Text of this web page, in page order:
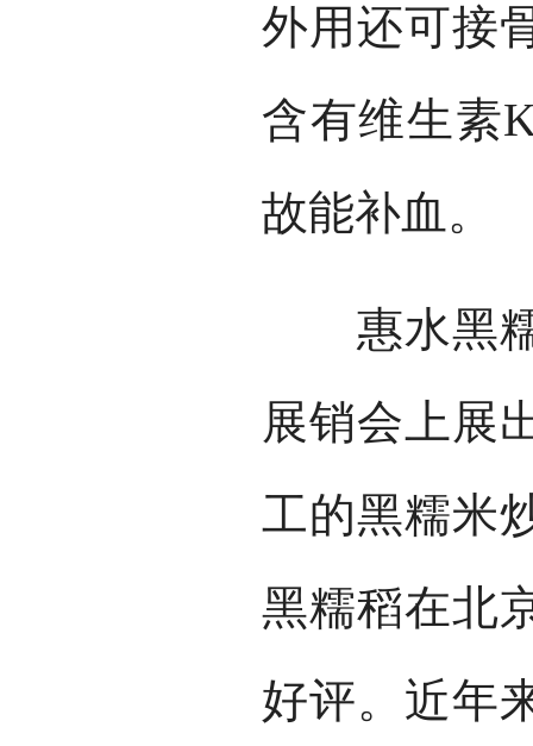
外用还可接
含有维生素
故能补血。
惠水黑糯
展销会上展
工的黑糯米
黑糯稻在北
好评。近年